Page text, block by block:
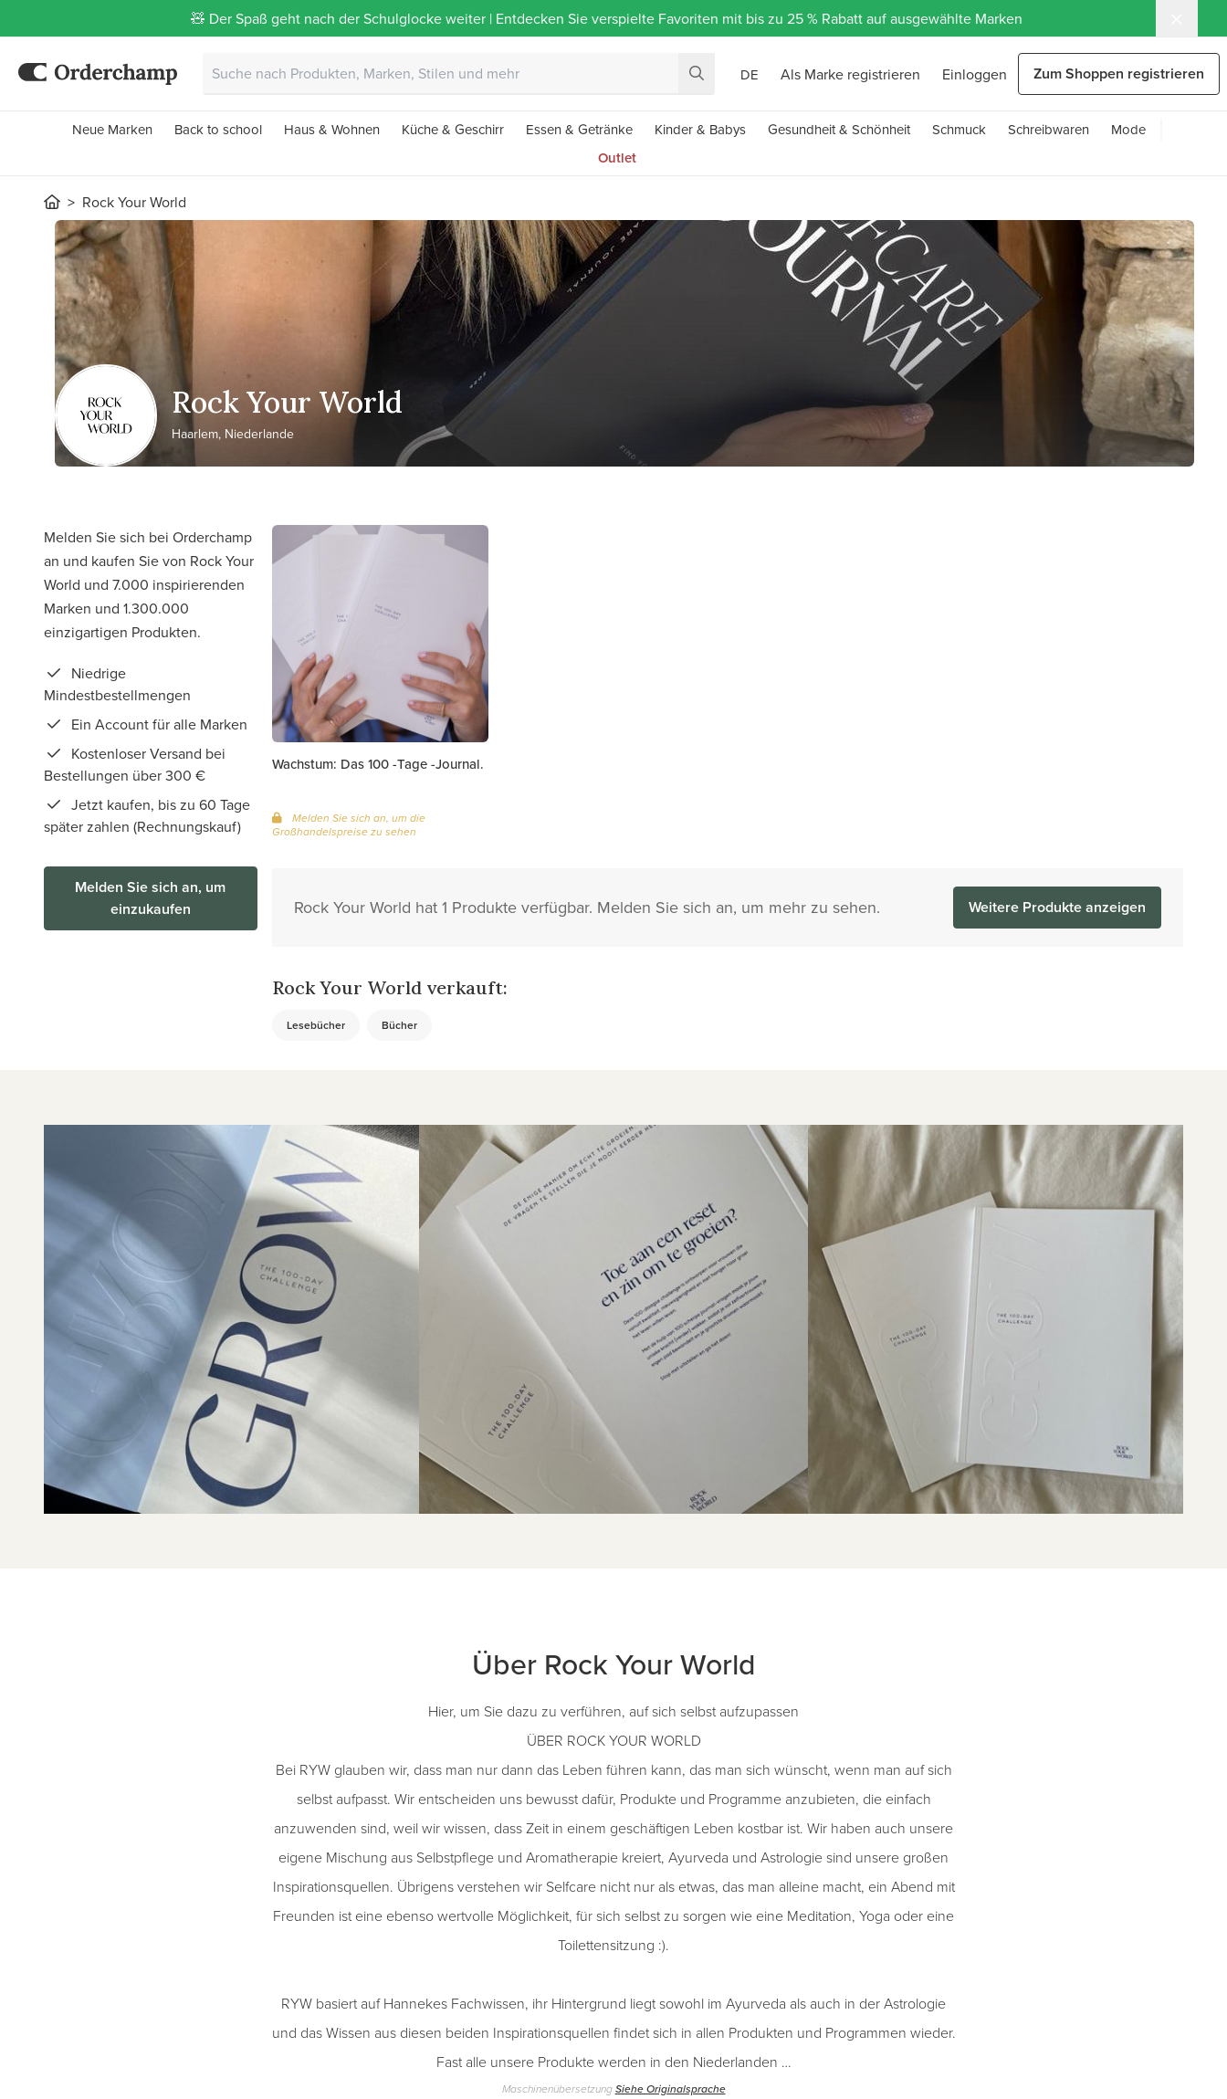
🧸 Der Spaß geht nach der Schulglocke weiter | Entdecken Sie verspielte Favoriten mit bis zu 25 % Rabatt auf ausgewählte Marken
DE Als Marke registrieren Einloggen Zum Shoppen registrieren
Neue Marken Back to school Haus & Wohnen Küche & Geschirr Essen & Getränke Kinder & Babys Gesundheit & Schönheit Schmuck Schreibwaren
Mode
Outlet
Rock Your World
Rock Your World
Haarlem, Niederlande
Melden Sie sich bei Orderchamp
an und kaufen Sie von Rock Your
World und 7.000 inspirierenden
Marken und 1.300.000
einzigartigen Produkten.
Niedrige
Mindestbestellmengen
Ein Account für alle Marken
Kostenloser Versand bei
Bestellungen über 300 €
Jetzt kaufen, bis zu 60 Tage
später zahlen (Rechnungskauf)
Melden Sie sich an, um
einzukaufen
Wachstum: Das 100 -Tage -Journal.
Melden Sie sich an, um die
Großhandelspreise zu sehen
Rock Your World hat 1 Produkte verfügbar. Melden Sie sich an, um mehr zu sehen. Weitere Produkte anzeigen
Rock Your World verkauft:
Lesebücher Bücher
Über Rock Your World
Hier, um Sie dazu zu verführen, auf sich selbst aufzupassen
ÜBER ROCK YOUR WORLD
Bei RYW glauben wir, dass man nur dann das Leben führen kann, das man sich wünscht, wenn man auf sich
selbst aufpasst. Wir entscheiden uns bewusst dafür, Produkte und Programme anzubieten, die einfach
anzuwenden sind, weil wir wissen, dass Zeit in einem geschäftigen Leben kostbar ist. Wir haben auch unsere
eigene Mischung aus Selbstpflege und Aromatherapie kreiert, Ayurveda und Astrologie sind unsere großen
Inspirationsquellen. Übrigens verstehen wir Selfcare nicht nur als etwas, das man alleine macht, ein Abend mit
Freunden ist eine ebenso wertvolle Möglichkeit, für sich selbst zu sorgen wie eine Meditation, Yoga oder eine
Toilettensitzung :).
RYW basiert auf Hannekes Fachwissen, ihr Hintergrund liegt sowohl im Ayurveda als auch in der Astrologie
und das Wissen aus diesen beiden Inspirationsquellen findet sich in allen Produkten und Programmen wieder.
Fast alle unsere Produkte werden in den Niederlanden …
MaschinenübersetzungSiehe Originalsprache